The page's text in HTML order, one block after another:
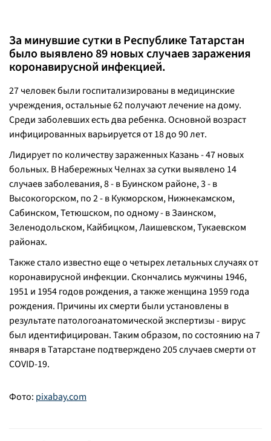
За минувшие сутки в Республике Татарстан
было выявлено 89 новых случаев заражения
коронавирусной инфекцией.
27 человек были госпитализированы в медицинские
учреждения, остальные 62 получают лечение на дому.
Среди заболевших есть два ребенка. Основной возраст
инфицированных варьируется от 18 до 90 лет.
Лидирует по количеству зараженных Казань - 47 новых
больных. В Набережных Челнах за сутки выявлено 14
случаев заболевания, 8 - в Буинском районе, 3 - в
Высокогорском, по 2 - в Кукморском, Нижнекамском,
Сабинском, Тетюшском, по одному - в Заинском,
Зеленодольском, Кайбицком, Лаишевском, Тукаевском
районах.
Также стало известно еще о четырех летальных случаях от
коронавирусной инфекции. Скончались мужчины 1946,
1951 и 1954 годов рождения, а также женщина 1959 года
рождения. Причины их смерти были установлены в
результате патологоанатомической экспертизы - вирус
был идентифицирован. Таким образом, по состоянию на 7
января в Татарстане подтверждено 205 случаев смерти от
COVID-19.
Фото: pixabay.com